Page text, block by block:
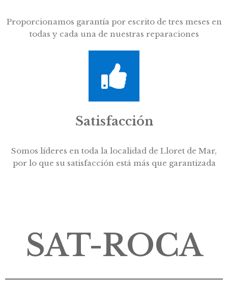
Proporcionamos garantía por escrito de tres meses en
todas y cada una de nuestras reparaciones
Satisfacción
Somos líderes en toda la localidad de Lloret de Mar,
por lo que su satisfacción está más que garantizada
SAT-ROCA